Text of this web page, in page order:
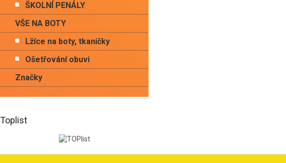
ŠKOLNÍ PENÁLY
VŠE NA BOTY
Lžíce na boty, tkaničky
Ošetřování obuvi
Značky
Toplist
Z